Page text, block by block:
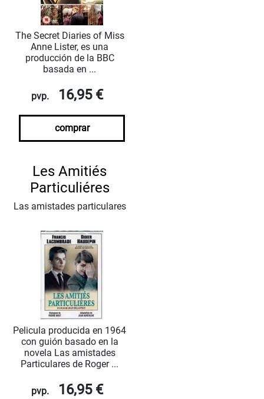
The Secret Diaries of Miss
Anne Lister, es una
producción de la BBC
basada en ...
pvp. 16,95 €
comprar
Les Amitiés
Particuliéres
Las amistades particulares
Pelicula producida en 1964
con guión basado en la
novela Las amistades
Particulares de Roger ...
pvp. 16,95 €